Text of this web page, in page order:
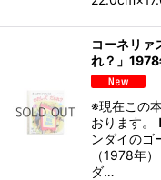
コーネリァ
れ？」
※現在この
おります。
ンダイの
（1978年
ダ…